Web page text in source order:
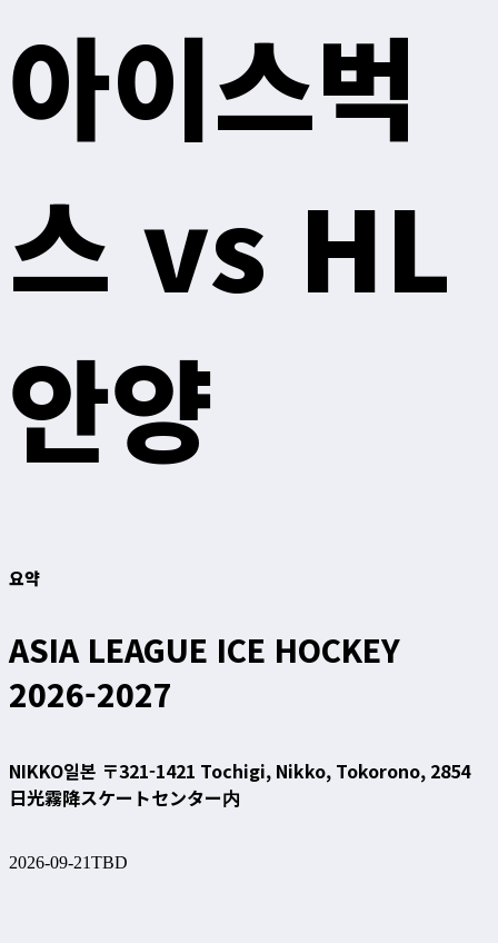
아이스벅
스 vs HL
안양
요약
ASIA LEAGUE ICE HOCKEY
2026-2027
NIKKO일본 〒321-1421 Tochigi, Nikko, Tokorono, 2854
日光霧降スケートセンター内
2026-09-21TBD